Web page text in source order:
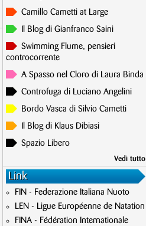
Camillo Cametti at Large
Il Blog di Gianfranco Saini
Swimming Flume, pensieri
controcorrente
A Spasso nel Cloro di Laura Binda
Controfuga di Luciano Angelini
Bordo Vasca di Silvio Cametti
Il Blog di Klaus Dibiasi
Spazio Libero
Vedi tutto
Link
FIN - Federazione Italiana Nuoto
LEN - Ligue Européenne de Natation
FINA - Fédération Internationale